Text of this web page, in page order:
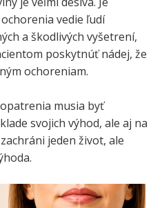
vedie ľudí
a škodlivých vyšetrení,
poskytnúť nádej, že
ochoreniam.
musia byť
svojich výhod, ale aj na
jeden život, ale